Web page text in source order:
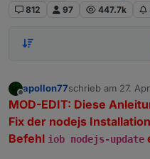
812
97 447.7k
Offline
apollon77schrieb am 27.
zuletzt editiert
MOD-EDIT: Diese
Fix der nodejs
Befehl iob nodejs-update